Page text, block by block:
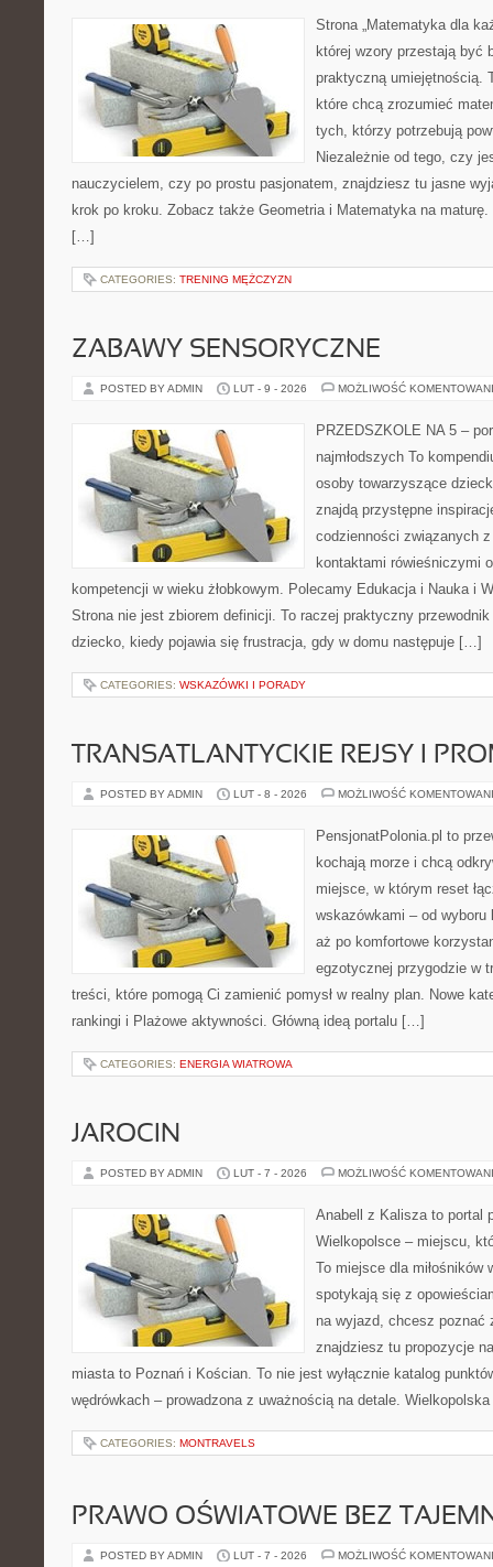
Strona „Matematyka dla
której wzory przestają być
praktyczną umiejętnością.
które chcą zrozumieć
tych, którzy potrzebują
Niezależnie od tego, czy
nauczycielem, czy po prostu pasjonatem, znajdziesz tu jasne
krok po kroku. Zobacz także Geometria i Matematyka na
[…]
CATEGORIES: TRENING MĘŻCZYZN
ZABAWY SENSORYCZNE
POSTED BY ADMIN LUT - 9 - 2026 MOŻLIWOŚĆ
PRZEDSZKOLE NA 5 –
najmłodszych To
osoby towarzyszące
znajdą przystępne
codzienności związanych
kontaktami rówieśniczymi
kompetencji w wieku żłobkowym. Polecamy Edukacja i Nauka i
Strona nie jest zbiorem definicji. To raczej praktyczny
dziecko, kiedy pojawia się frustracja, gdy w domu następuje […]
CATEGORIES: WSKAZÓWKI I PORADY
TRANSATLANTYCKIE REJSY I
POSTED BY ADMIN LUT - 8 - 2026 MOŻLIWOŚĆ
PensjonatPolonia.pl to
kochają morze i chcą
miejsce, w którym reset
wskazówkami – od wyboru
aż po komfortowe
egzotycznej przygodzie w
treści, które pomogą Ci zamienić pomysł w realny plan. Nowe
rankingi i Plażowe aktywności. Główną ideą portalu […]
CATEGORIES: ENERGIA WIATROWA
JAROCIN
POSTED BY ADMIN LUT - 7 - 2026 MOŻLIWOŚĆ
Anabell z Kalisza to portal
Wielkopolsce – miejscu,
To miejsce dla miłośników
spotykają się z
na wyjazd, chcesz poznać
znajdziesz tu propozycje
miasta to Poznań i Kościan. To nie jest wyłącznie katalog
wędrówkach – prowadzona z uważnością na detale.
CATEGORIES: MONTRAVELS
PRAWO OŚWIATOWE BEZ
POSTED BY ADMIN LUT - 7 - 2026 MOŻLIWOŚĆ